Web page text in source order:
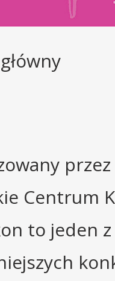
przez
Centrum
to jeden z